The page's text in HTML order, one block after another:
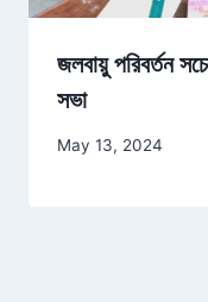
জলবায়ু পরিবর্তন
সভা
May 13, 2024